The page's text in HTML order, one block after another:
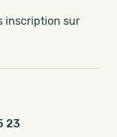
inscription sur
23